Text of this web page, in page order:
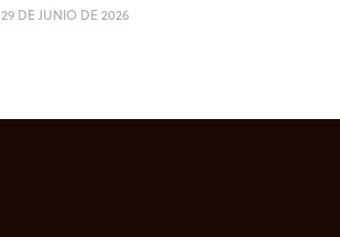
29 DE JUNIO DE 2026